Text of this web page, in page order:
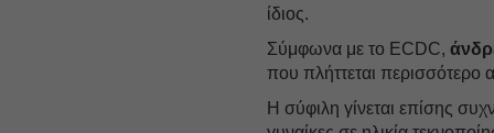
ίδιος.
Σύμφωνα με το ECDC,
που πλήττεται περισσότερο
Η σύφιλη γίνεται επίσης